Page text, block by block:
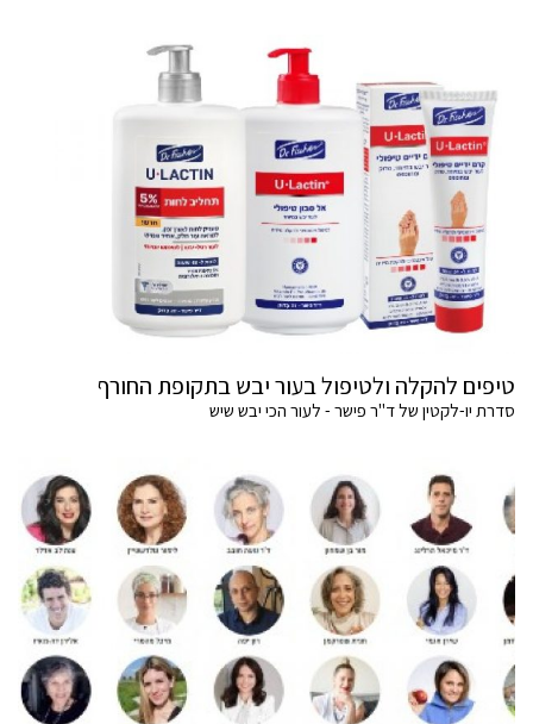
טיפים להקלה ולטיפול בעור יבש בתקופת החורף
סדרת יו-לקטין של ד"ר פישר - לעור הכי יבש שיש